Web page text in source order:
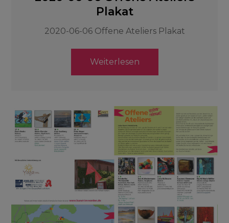
Plakat
2020-06-06 Offene Ateliers Plakat
Weiterlesen